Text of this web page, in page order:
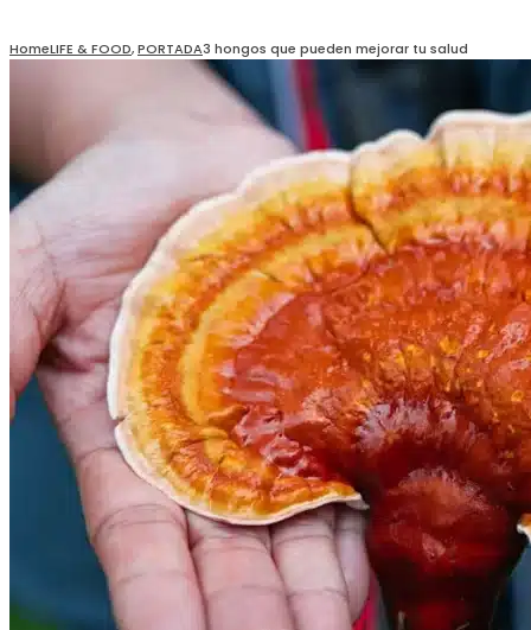
HomeLIFE & FOOD,PORTADA3 hongos que pueden mejorar tu salud